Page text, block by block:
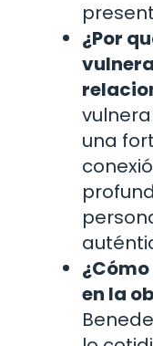
¿Por
una
en la